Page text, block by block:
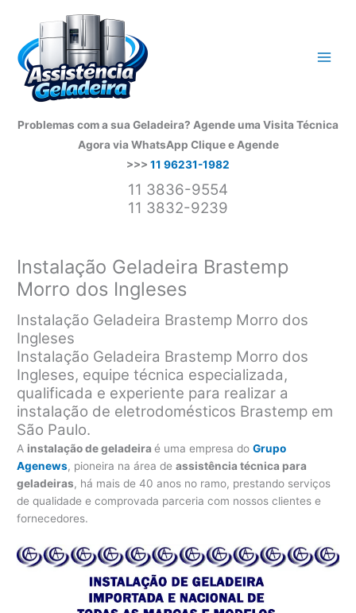
conteúdo
Problemas com a sua Geladeira? Agende uma Visita Técnica
Agora via WhatsApp Clique e Agende
>>> 11 96231-1982
11 3836-9554
11 3832-9239
Instalação Geladeira Brastemp
Morro dos Ingleses
Instalação Geladeira Brastemp Morro dos
Ingleses
Instalação Geladeira Brastemp Morro dos
Ingleses, equipe técnica especializada,
qualificada e experiente para realizar a
instalação de eletrodomésticos Brastemp em
São Paulo.
A instalação de geladeiraé uma empresa doGrupo
Agenews, pioneira na área deassistência técnica para
geladeiras, há mais de 40 anos no ramo, prestando serviços
de qualidade e comprovada parceria com nossos clientes e
fornecedores.